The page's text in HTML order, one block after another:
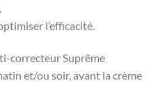
l’efficacité.
correcteur Suprême
et/ou soir, avant la crème